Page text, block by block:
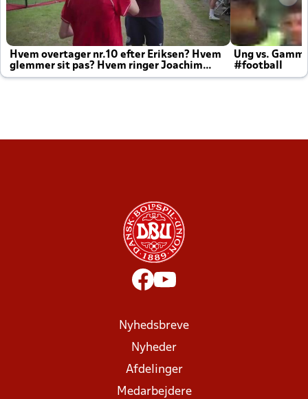
Hvem overtager nr.10 efter Eriksen? Hvem
glemmer sit pas? Hvem ringer Joachim
altid til efter kampe?
Ung vs.
#football
Nyhedsbreve
Nyheder
Afdelinger
Medarbejdere